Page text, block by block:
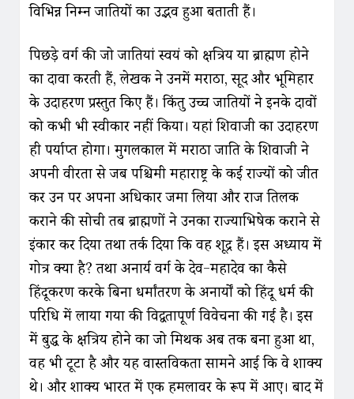
विभिन्न निम्न जातियों का उद्भव हुआ बताती हैं।
पिछड़े वर्ग की जो जातियां स्वयं को क्षत्रिय या ब्राह्मण होने
का दावा करती हैं, लेखक ने उनमें मराठा, सूद और भूमिहार
के उदाहरण प्रस्तुत किए हैं। किंतु उच्च जातियों ने इनके दावों
को कभी भी स्वीकार नहीं किया। यहां शिवाजी का उदाहरण
ही पर्याप्त होगा। मुगलकाल में मराठा जाति के शिवाजी ने
अपनी वीरता से जब पश्चिमी महाराष्ट्र के कई राज्यों को जीत
कर उन पर अपना अधिकार जमा लिया और राज तिलक
कराने की सोची तब ब्राह्मणों ने उनका राज्याभिषेक कराने से
इंकार कर दिया तथा तर्क दिया कि वह शूद्र हैं। इस अध्याय में
गोत्र क्या है? तथा अनार्य वर्ग के देव-महादेव का कैसे
हिंदूकरण करके बिना धर्मांतरण के अनार्यों को हिंदू धर्म की
परिधि में लाया गया की विद्वतापूर्ण विवेचना की गई है। इस
में बुद्ध के क्षत्रिय होने का जो मिथक अब तक बना हुआ था,
वह भी टूटा है और यह वास्तविकता सामने आई कि वे शाक्य
थे। और शाक्य भारत में एक हमलावर के रूप में आए। बाद में